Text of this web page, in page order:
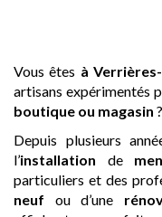
Vous êtes à
artisans expérimentés
boutique ou magasin ?
Depuis plusieurs
l’installation de
particuliers et des
neuf ou d’une